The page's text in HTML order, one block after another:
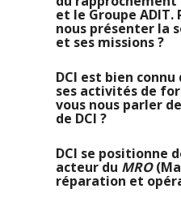
et le Groupe ADIT.
nous présenter la
et ses missions ?
DCI est bien
ses activités de
vous nous parler
de DCI ?
DCI se positionne
acteur du MRO
réparation et